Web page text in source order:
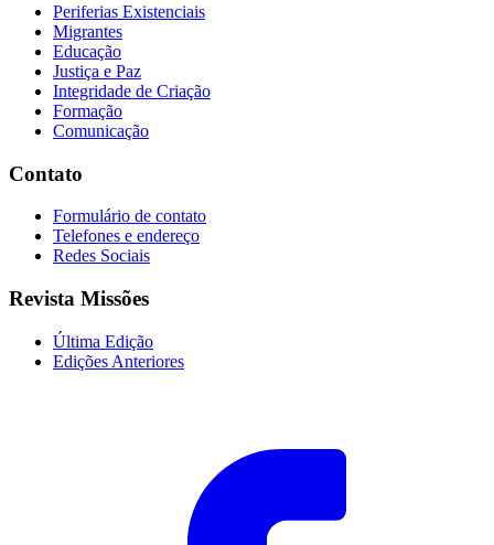
Periferias Existenciais
Migrantes
Educação
Justiça e Paz
Integridade de Criação
Formação
Comunicação
Contato
Formulário de contato
Telefones e endereço
Redes Sociais
Revista Missões
Última Edição
Edições Anteriores